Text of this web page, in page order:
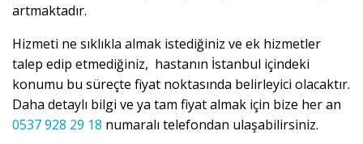
artmaktadır.
Hizmeti ne sıklıkla almak istediğiniz ve ek hizmetler
talep edip etmediğiniz, hastanın İstanbul içindeki
konumu bu süreçte fiyat noktasında belirleyici olacaktır.
Daha detaylı bilgi ve ya tam fiyat almak için bize her an
0537 928 29 18 numaralı telefondan ulaşabilirsiniz.